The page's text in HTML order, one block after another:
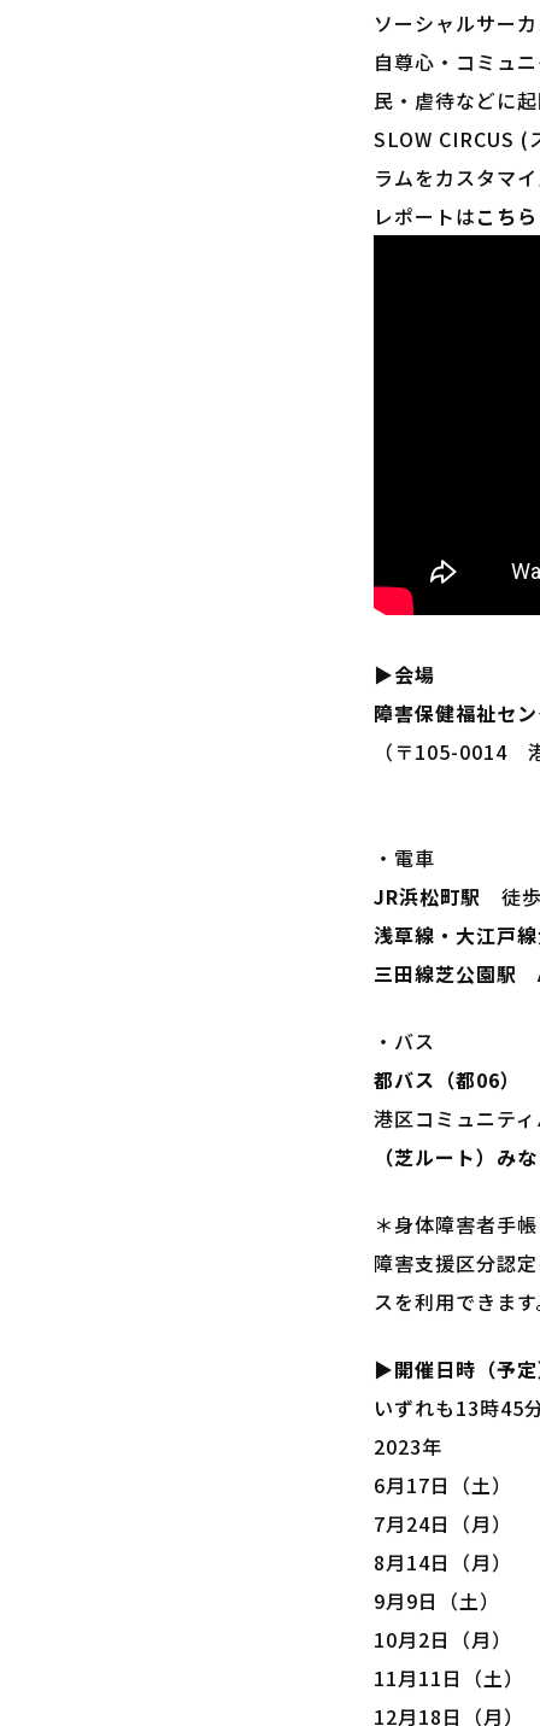
ソーシャルサー
自尊心・コミュ
民・虐待などに
SLOW CIRCUS (
ラムをカスタマ
レポートはこちら
▶会場
障害保健福祉セ
（〒105-0014
・電車
JR浜松町駅 徒
浅草線・大江戸
三田線芝公園駅
・バス
都バス（都06）
港区コミュニテ
（芝ルート）み
＊身体障害者手
障害支援区分認
スを利用できま
▶開催日時（予
いずれも13時45
2023年
6月17日（土）
7月24日（月）
8月14日（月）
9月9日（土）
10月2日（月）
11月11日（土）
12月18日（月）